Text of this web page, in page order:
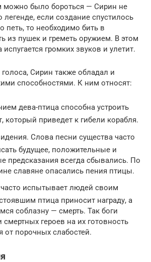
можно было бороться — Сирин не
если создание спустилось
петь, то необходимо бить в
из пушек и греметь оружием. В этом
громких звуков и улетит.
Сирин также обладал и
способностями. К ним относят:
дева-птица способна устроить
который приведет к гибели корабля.
Слова песни существа часто
будущее, положительные и
предсказания всегда сбывались. По
славяне опасались пения птицы.
испытывает людей своим
птица приносит награду, а
соблазну — смерть. Так боги
смертных героев на их готовность
от порочных слабостей.